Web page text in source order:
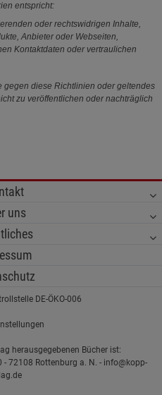
entspricht:
oder rechtswidrigen Inhalte,
Anbieter oder Webseiten,
Kontaktdaten oder vertraulichen
gegen diese Richtlinien oder geltendes
zu veröffentlichen oder nachträglich
uns
DE-ÖKO-006
herausgegebenen Bücher ist:
- 72108 Rottenburg a. N. - info@kopp-